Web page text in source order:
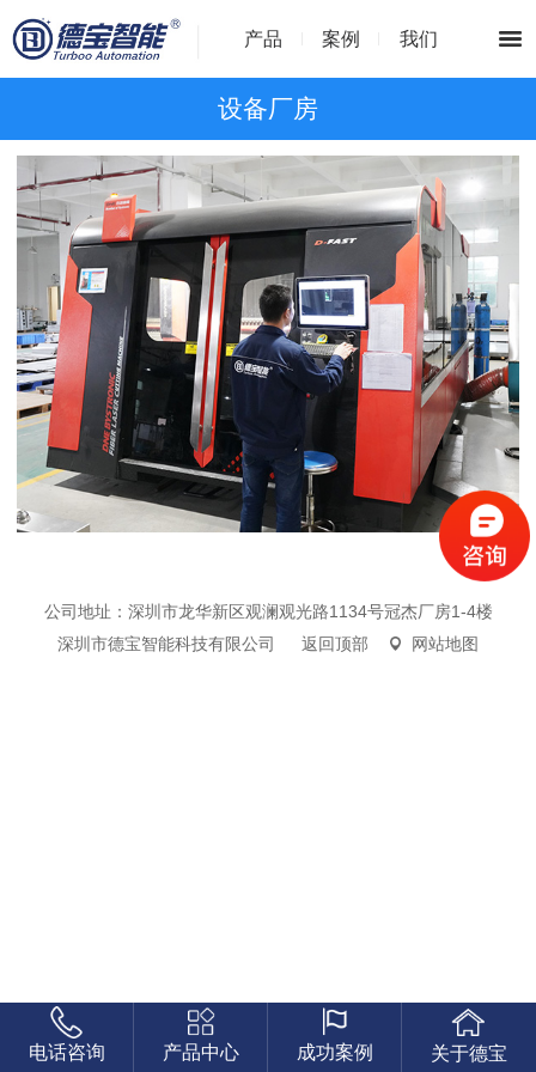
产品 案例 我们
设备厂房
公司地址：深圳市龙华新区观澜观光路1134号冠杰厂房1-4楼
深圳市德宝智能科技有限公司
返回顶部 网站地图
电话咨询 产品中心 成功案例 关于德宝